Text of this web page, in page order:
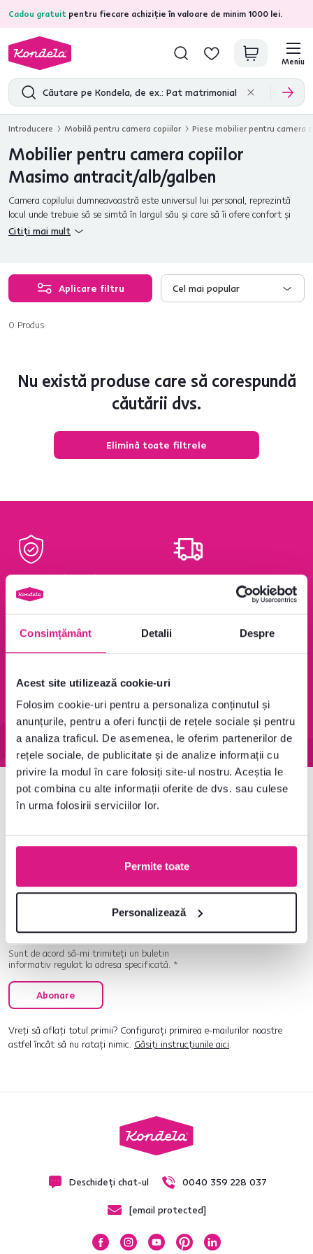
Consimțământ Detalii Despre
Acest site utilizează cookie-uri
Folosim cookie-uri pentru a personaliza conținutul și
anunțurile, pentru a oferi funcții de rețele sociale și pentru
a analiza traficul. De asemenea, le oferim partenerilor de
rețele sociale, de publicitate și de analize informații cu
privire la modul în care folosiți site-ul nostru. Aceștia le
pot combina cu alte informații oferite de dvs. sau culese
în urma folosirii serviciilor lor.
Permite toate
Personalizează
Cadou gratuit pentru fiecare achiziție în valoare de minim 1000 lei.
4,7 31.285recenzii de produs verificate
Meniu
Introducere Mobilă pentru camera copiilor Piese mobilier pentru camera
Mobilier pentru camera copiilor
Masimo antracit/alb/galben
Camera copilului dumneavoastră este universul lui personal, reprezintă
locul unde trebuie să se simtă în largul său şi care să îi ofere confort şi
relaxare. Ansamblul de mobilier MASIMO va dezvolta la copiii
Citiți mai mult
Aplicare filtru Cel mai popular
0 Produs
Nu există produse care să corespundă
căutării dvs.
Elimină toate filtrele
Garanție de rambursare
100 %
Peste 1400 Ron transport
95 % din produse
depozitul central
Aflați mai multe
60 de zile
Aflați mai multe
Newsletter
Abonați-vă și obțineți o reducere de bun venit de-5 %.
În plus, vă vom trimite inspirație și oferte avantajoase
Sunt de acord să-mi trimiteți un buletin
informativ regulat la adresa specificată. *
Abonare
Vreți să aflați totul primii? Configurați primirea e-mailurilor noastre
astfel încât să nu ratați nimic. Găsiți instrucțiunile aici.
Deschideți chat-ul 0040 359 228 037
[email protected]